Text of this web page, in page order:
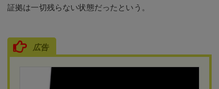
証拠は一切残らない状態だったという。
広告